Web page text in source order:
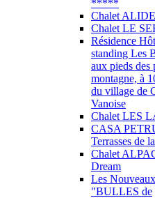
*****
Chalet
Chalet LE
Résidence
standing Les
aux pieds des
montagne, à
du village de
Vanoise
Chalet LES
CASA
Terrasses de
Chalet
Dream
Les
"BULLES de